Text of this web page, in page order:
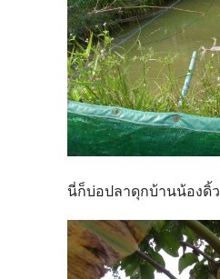
นี่ก็บ่อปลาดุกบ้านน้องดิ้ว